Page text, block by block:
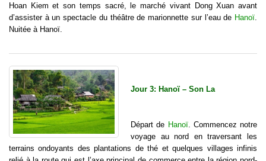
Hoan Kiem et son temps sacré, le marché vivant Dong Xuan avant
d’assister à un spectacle du théâtre de marionnette sur l’eau de Hanoï
Nuitée à Hanoï.
Jour 3: Hanoï – Son La
Départ de Hanoï. Commencez notre
voyage au nord en traversant les
terrains ondoyants des plantations de thé et quelques villages infinis